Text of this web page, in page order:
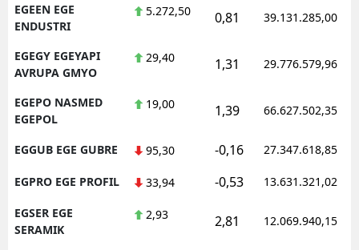
EGEEN EGE
ENDUSTRI
5.272,50 0,81 39.131.285,00
EGEGY EGEYAPI
AVRUPA GMYO
29,40 1,31 29.776.579,96
EGEPO NASMED
EGEPOL
19,00 1,39 66.627.502,35
EGGUB EGE GUBRE 95,30 -0,16 27.347.618,85
EGPRO EGE PROFIL 33,94 -0,53 13.631.321,02
EGSER EGE
SERAMIK
2,93 2,81 12.069.940,15